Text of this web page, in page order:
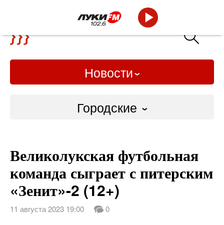
Новости
Городские
Слово Дело
Народные
ВТРК
Великолукская футбольная
команда сыграет с питерским
«Зенит»-2 (12+)
11 августа 2023 19:00 0